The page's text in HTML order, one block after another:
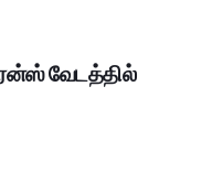
வேடத்தில்